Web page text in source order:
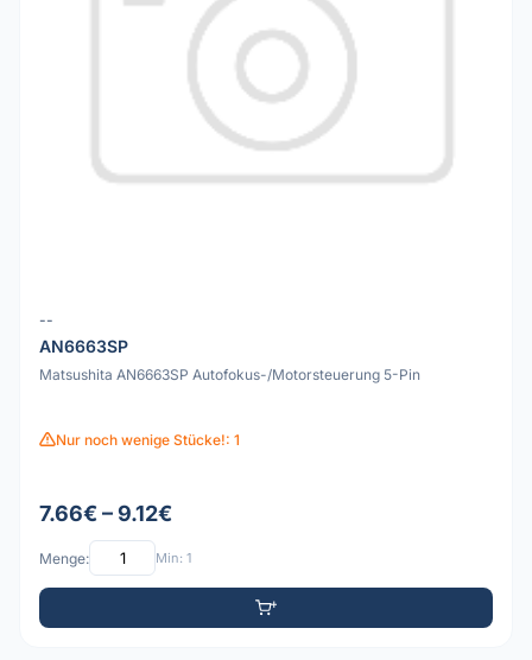
--
AN6663SP
Matsushita AN6663SP Autofokus-/Motorsteuerung 5-Pin
Nur noch wenige Stücke!: 1
7.66€ – 9.12€
Menge: Min: 1